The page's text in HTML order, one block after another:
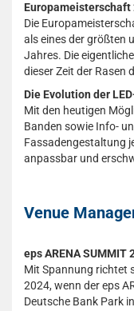
Europameisterschaft
Die
als eines der größten
Jahres. Die
dieser Zeit der Rasen
Die Evolution der
Mit den heutigen
Banden sowie Info-
Fassadengestaltung
anpassbar und
Venue
eps ARENA
Mit Spannung richtet
2024, wenn der eps
Deutsche Bank Park